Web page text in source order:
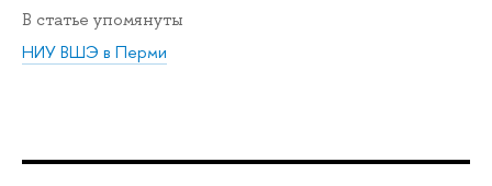
В статье упомянуты
НИУ ВШЭ в Перми